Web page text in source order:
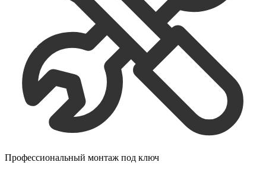
Профессиональный монтаж под ключ